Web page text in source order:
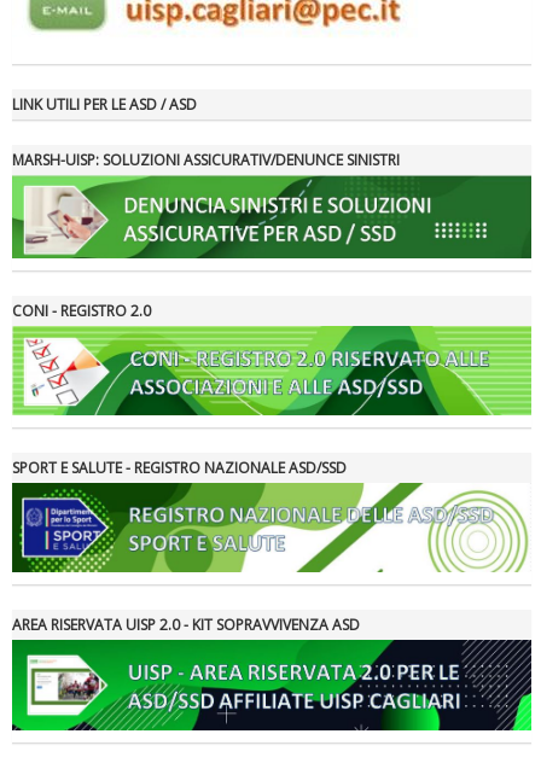
Tiziano Pesce a Radio InBlu2000 traccia il bilancio della stagione
Ddl Lobby, Uisp: “Il Parlamento valorizzi le nostre specificità"
LINK UTILI PER LE ASD / ASD
MARSH-UISP: SOLUZIONI ASSICURATIV/DENUNCE SINISTRI
CONI - REGISTRO 2.0
SPORT E SALUTE - REGISTRO NAZIONALE ASD/SSD
AREA RISERVATA UISP 2.0 - KIT SOPRAVVIVENZA ASD